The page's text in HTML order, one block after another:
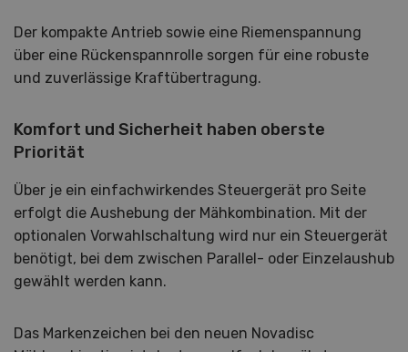
Der kompakte Antrieb sowie eine Riemenspannung
über eine Rückenspannrolle sorgen für eine robuste
und zuverlässige Kraftübertragung.
Komfort und Sicherheit haben oberste
Priorität
Über je ein einfachwirkendes Steuergerät pro Seite
erfolgt die Aushebung der Mähkombination. Mit der
optionalen Vorwahlschaltung wird nur ein Steuergerät
benötigt, bei dem zwischen Parallel- oder Einzelaushub
gewählt werden kann.
Das Markenzeichen bei den neuen Novadisc